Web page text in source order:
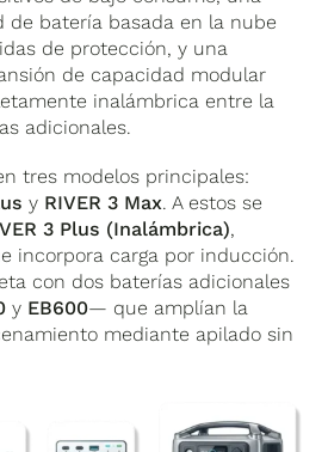
de batería basada en la nube
de protección, y una
de capacidad modular
inalámbrica entre la
adicionales.
tres modelos principales:
y RIVER 3 Max. A estos se
3 Plus (Inalámbrica),
incorpora carga por inducción.
con dos baterías adicionales
y EB600— que amplían la
mediante apilado sin